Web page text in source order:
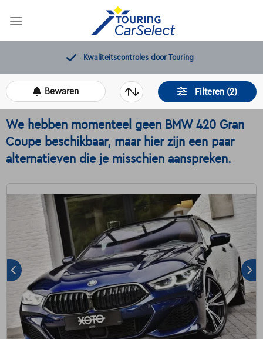
Gratis 12 maanden pechverhelping
Filteren (2)
Bewaren
We hebben momenteel geen BMW 420 Gran
Coupe beschikbaar, maar hier zijn een paar
alternatieven die je misschien aanspreken.